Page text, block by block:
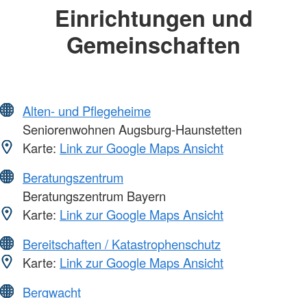
Einrichtungen und
Gemeinschaften
Alten- und Pflegeheime
Seniorenwohnen Augsburg-Haunstetten
Karte: Link zur Google Maps Ansicht
Beratungszentrum
Beratungszentrum Bayern
Karte: Link zur Google Maps Ansicht
Bereitschaften / Katastrophenschutz
Karte: Link zur Google Maps Ansicht
Bergwacht